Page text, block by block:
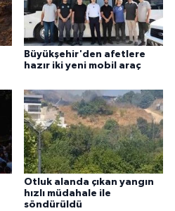
Büyükşehir'den afetlere
hazır iki yeni mobil araç
Otluk alanda çıkan yangın
hızlı müdahale ile
söndürüldü